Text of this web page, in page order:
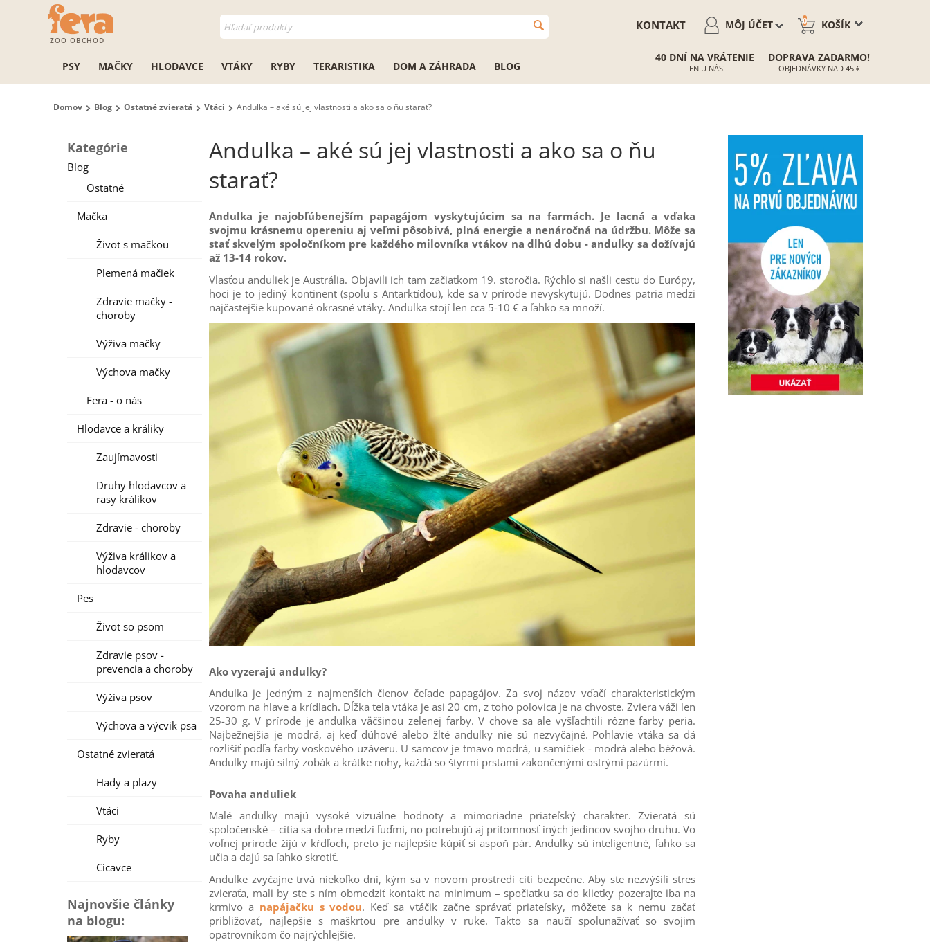
ZOO OBCHOD
KOŠÍK
0
MÔJ ÚČET
KONTAKT
PSY MAČKY HLODAVCE VTÁKY RYBY TERARISTIKA DOM A ZÁHRADA BLOG
40 DNÍ NA VRÁTENIE
LEN U NÁS!
DOPRAVA ZADARMO!
OBJEDNÁVKY NAD 45 €
Domov Blog Ostatné zvieratá Vtáci Andulka – aké sú jej vlastnosti a ako sa o ňu starať?
Kategórie
Blog
Ostatné
Mačka
Život s mačkou
Plemená mačiek
Zdravie mačky -
choroby
Výživa mačky
Výchova mačky
Fera - o nás
Hlodavce a králiky
Zaujímavosti
Druhy hlodavcov a
rasy králikov
Zdravie - choroby
Výživa králikov a
hlodavcov
Pes
Život so psom
Zdravie psov -
prevencia a choroby
Výživa psov
Výchova a výcvik psa
Ostatné zvieratá
Hady a plazy
Vtáci
Ryby
Cicavce
Najnovšie články
na blogu:
Andulka – aké sú jej vlastnosti a ako sa o ňu
starať?
Andulka je najobľúbenejším papagájom vyskytujúcim sa na farmách. Je lacná a vďaka
svojmu krásnemu opereniu aj veľmi pôsobivá, plná energie a nenáročná na údržbu. Môže sa
stať skvelým spoločníkom pre každého milovníka vtákov na dlhú dobu - andulky sa dožívajú
až 13-14 rokov.
Vlasťou anduliek je Austrália. Objavili ich tam začiatkom 19. storočia. Rýchlo si našli cestu do Európy,
hoci je to jediný kontinent (spolu s Antarktídou), kde sa v prírode nevyskytujú. Dodnes patria medzi
najčastejšie kupované okrasné vtáky. Andulka stojí len cca 5-10 € a ľahko sa množí.
Ako vyzerajú andulky?
Andulka je jedným z najmenších členov čeľade papagájov. Za svoj názov vďačí charakteristickým
vzorom na hlave a krídlach. Dĺžka tela vtáka je asi 20 cm, z toho polovica je na chvoste. Zviera váži len
25-30 g. V prírode je andulka väčšinou zelenej farby. V chove sa ale vyšľachtili rôzne farby peria.
Najbežnejšia je modrá, aj keď dúhové alebo žlté andulky nie sú nezvyčajné. Pohlavie vtáka sa dá
rozlíšiť podľa farby voskového uzáveru. U samcov je tmavo modrá, u samičiek - modrá alebo béžová.
Andulky majú silný zobák a krátke nohy, každá so štyrmi prstami zakončenými ostrými pazúrmi.
Povaha anduliek
Malé andulky majú vysoké vizuálne hodnoty a mimoriadne priateľský charakter. Zvieratá sú
spoločenské – cítia sa dobre medzi ľuďmi, no potrebujú aj prítomnosť iných jedincov svojho druhu. Vo
voľnej prírode žijú v kŕdľoch, preto je najlepšie kúpiť si aspoň pár. Andulky sú inteligentné, ľahko sa
učia a dajú sa ľahko skrotiť.
Andulke zvyčajne trvá niekoľko dní, kým sa v novom prostredí cíti bezpečne. Aby ste nezvýšili stres
zvieraťa, mali by ste s ním obmedziť kontakt na minimum – spočiatku sa do klietky pozerajte iba na
krmivo a napájačku s vodou. Keď sa vtáčik začne správať priateľsky, môžete sa k nemu začať
približovať, najlepšie s maškrtou pre andulky v ruke. Takto sa naučí spolunažívať so svojim
opatrovníkom čo najrýchlejšie.